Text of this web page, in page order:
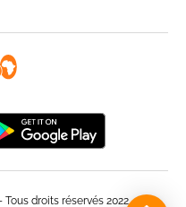
droits réservés 2022